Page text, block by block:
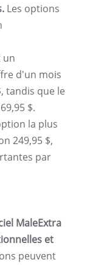
Les options
un
d'un mois
tandis que le
$.
la plus
249,95 $,
par
MaleExtra
et
peuvent